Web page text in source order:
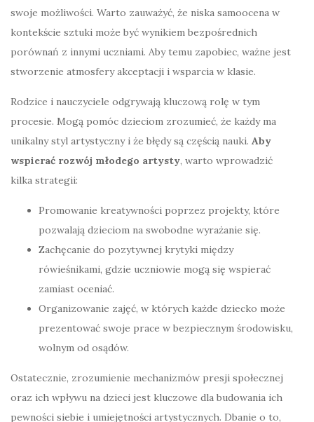
swoje możliwości. Warto zauważyć, że niska samoocena w
kontekście sztuki może być wynikiem bezpośrednich
porównań z innymi uczniami. Aby temu zapobiec, ważne jest
stworzenie atmosfery akceptacji i wsparcia w klasie.
Rodzice i nauczyciele odgrywają kluczową rolę w tym
procesie. Mogą pomóc dzieciom zrozumieć, że każdy ma
unikalny styl artystyczny i że błędy są częścią nauki. Aby
wspierać rozwój młodego artysty, warto wprowadzić
kilka strategii:
Promowanie kreatywności poprzez projekty, które
pozwalają dzieciom na swobodne wyrażanie się.
Zachęcanie do pozytywnej krytyki między
rówieśnikami, gdzie uczniowie mogą się wspierać
zamiast oceniać.
Organizowanie zajęć, w których każde dziecko może
prezentować swoje prace w bezpiecznym środowisku,
wolnym od osądów.
Ostatecznie, zrozumienie mechanizmów presji społecznej
oraz ich wpływu na dzieci jest kluczowe dla budowania ich
pewności siebie i umiejętności artystycznych. Dbanie o to,